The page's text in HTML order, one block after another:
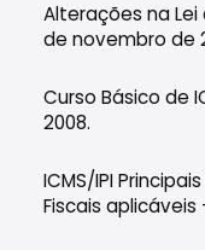
Alterações na
de novembro de
Curso Básico de
2008.
ICMS/IPI
Fiscais aplicáveis